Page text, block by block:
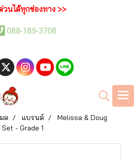
วนได้ทุกช่องทาง >>
088-189-3708
ด แบรนด์
Melissa & Doug
- Grade 1